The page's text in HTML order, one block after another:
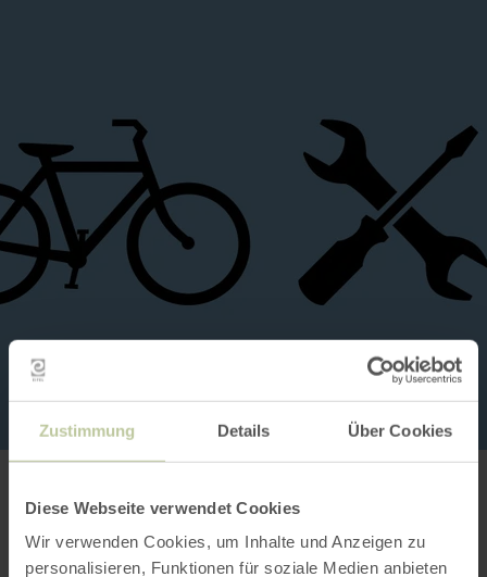
Zustimmung Details Über Cookies
Diese Webseite verwendet Cookies
Wir verwenden Cookies, um Inhalte und Anzeigen zu
personalisieren, Funktionen für soziale Medien anbieten
Contact